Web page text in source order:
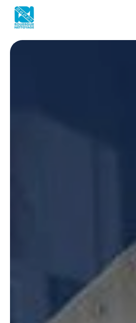
Panneau de gestion des cookies